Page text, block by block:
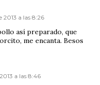
2013 a las 8:26
así preparado, que
me encanta. Besos
a las 8:46